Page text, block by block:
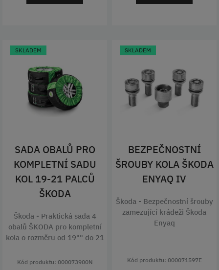
SKLADEM
SADA OBALŮ PRO
KOMPLETNÍ SADU
KOL 19-21 PALCŮ
ŠKODA
Škoda - Praktická sada 4
obalů ŠKODA pro kompletní
kola o rozměru od 19"" do 21
Kód produktu: 000073900N
SKLADEM
BEZPEČNOSTNÍ
ŠROUBY KOLA ŠKODA
ENYAQ IV
Škoda - Bezpečnostní šrouby
zamezující krádeži Škoda
Enyaq
Kód produktu: 000071597E